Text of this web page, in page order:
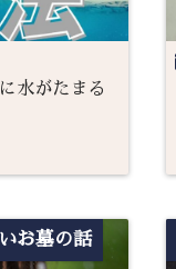
水がたまる
お墓の話